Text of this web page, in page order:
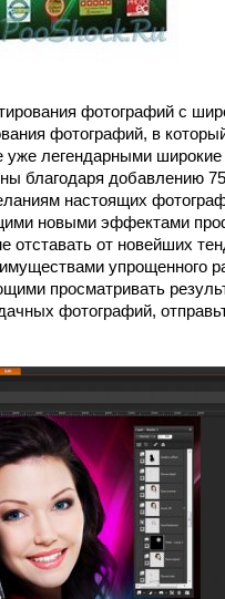
фотографий с
фотографий, в
легендарными
благодаря добавлению
настоящих
новыми эффектами
от новейших
упрощенного
просматривать
фотографий,